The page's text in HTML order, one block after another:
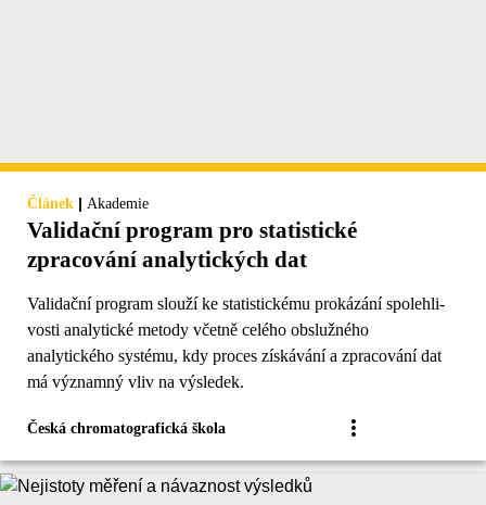
Článek | Akademie
Validační program pro statistické
zpracování analytických dat
Validační program slouží ke statistickému prokázání spolehli­
vosti analytické metody včetně celého obslužného
analytického systému, kdy proces získávání a zpracování dat
má významný vliv na výsledek.
Česká chromatografická škola